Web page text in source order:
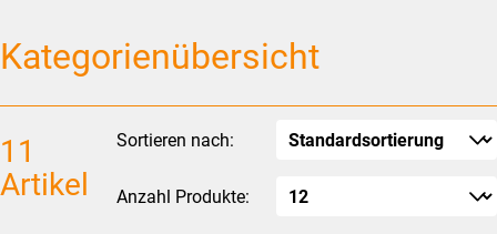
Kategorienübersicht
11
Artikel
Sortieren nach:
Anzahl Produkte: